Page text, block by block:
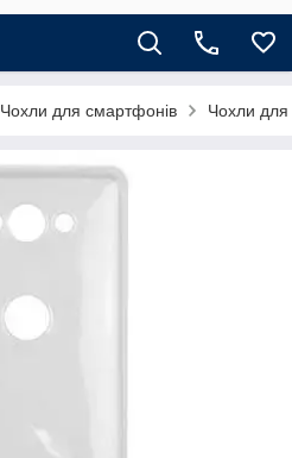
Чохли для смартфонів Чохли